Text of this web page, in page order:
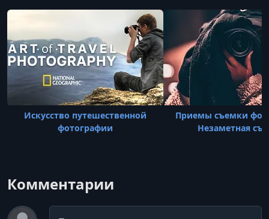
Искусство путешественной
фотографии
Приемы съемки
Незаметная
Комментарии
Комментарий